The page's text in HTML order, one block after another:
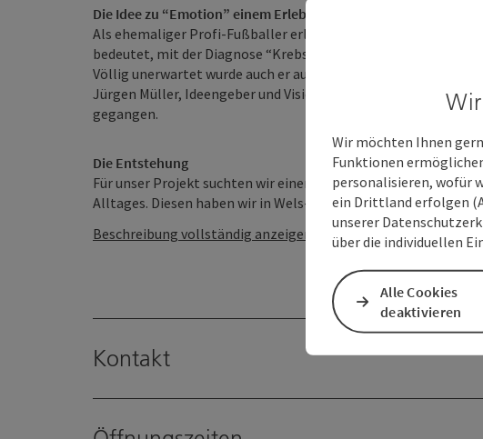
Die Idee zu “Emotion” einem Erlebnishof für Krebs- &
Als ehemaliger Profi-Fußballer erlebte der Initiator dieses
bedeutet, mit der Diagnose “Krebs” konfrontiert zu werden.
Völlig unerwartet wurde auch er aus seinem gewohnten
Jürgen Müller, Ideengeber und Visionär des Projektes
gegangen.
Die Entstehung
Für unser Projekt suchten wir einen Bauernhof mit ruhiger
Alltages. Diesen haben wir in Wels-Oberlaab bei der Familie
Beschreibung vollständig anzeigen
Kontakt
Wir möchten Ihnen
Funktionen
personalisieren, wofür
ein Drittland erfolgen
unserer
über die individuellen
Alle Cookies
deaktivieren